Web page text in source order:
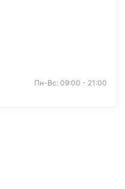
Пн-Вс: 09:00 - 21:00